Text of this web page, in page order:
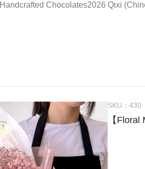
Handcrafted Chocolates2026 Qixi
SKU：430
【